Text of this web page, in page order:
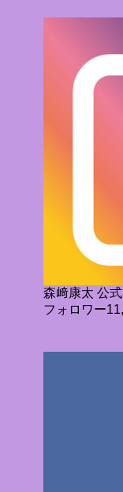
森﨑康太 公
フォロワー